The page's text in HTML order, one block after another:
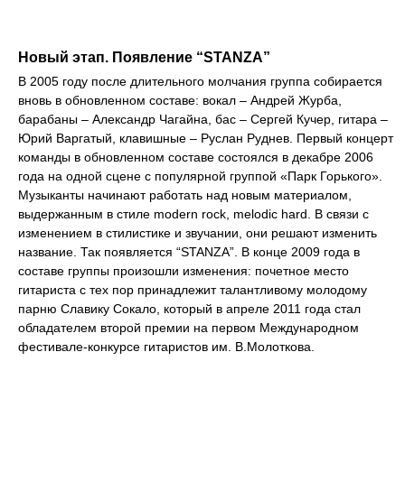
Новый этап. Появление “STANZA”
В 2005 году после длительного молчания группа собирается
вновь в обновленном составе: вокал – Андрей Журба,
барабаны – Александр Чагайна, бас – Сергей Кучер, гитара –
Юрий Варгатый, клавишные – Руслан Руднев. Первый концерт
команды в обновленном составе состоялся в декабре 2006
года на одной сцене с популярной группой «Парк Горького».
Музыканты начинают работать над новым материалом,
выдержанным в стиле modern rock, melodic hard. В связи с
изменением в стилистике и звучании, они решают изменить
название. Так появляется “STANZA”. В конце 2009 года в
составе группы произошли изменения: почетное место
гитариста с тех пор принадлежит талантливому молодому
парню Славику Сокало, который в апреле 2011 года стал
обладателем второй премии на первом Международном
фестивале-конкурсе гитаристов им. В.Молоткова.